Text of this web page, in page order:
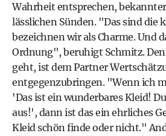
Wahrheit entsprechen,
lässlichen Sünden. "Das sind die
bezeichnen wir als Charme. Und
Ordnung", beruhigt Schmitz.
geht, ist dem Partner
entgegenzubringen. "Wenn ich
'Das ist ein wunderbares Kleid!
aus!', dann ist das ein ehrliches
Kleid schön finde oder nicht."